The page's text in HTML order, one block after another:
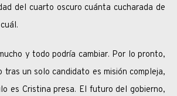
del cuarto oscuro cuánta cucharada de
podría cambiar. Por lo pronto,
tras un solo candidato es misión compleja,
es Cristina presa. El futuro del gobierno,